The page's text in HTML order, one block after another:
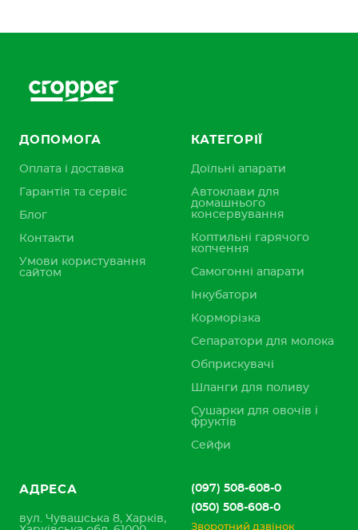
ДОПОМОГА
Оплата і доставка
Гарантія та сервіс
Блог
Контакти
Умови користування
сайтом
КАТЕГОРІЇ
Доїльні апарати
Автоклави для
домашнього
консервування
Коптильні гарячого
копчення
Самогонні апарати
Інкубатори
Корморізка
Сепаратори для молока
Обприскувачі
Шланги для поливу
Сушарки для овочів і
фруктів
Сейфи
АДРЕСА
вул. Чувашська 8, Харків,
(097) 508-608-0
(050) 508-608-0
Зворотний дзвінок